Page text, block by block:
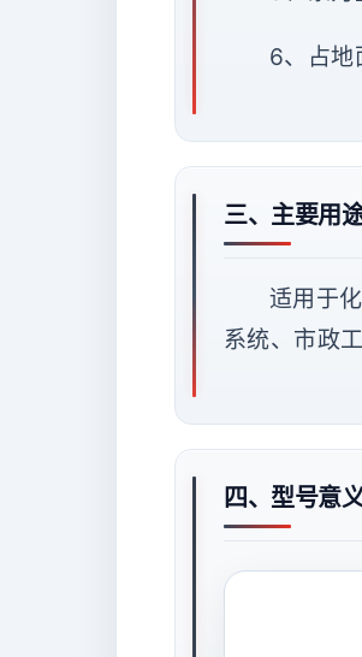
6、占地
三、主要用
适用于
系统、市政
四、型号意